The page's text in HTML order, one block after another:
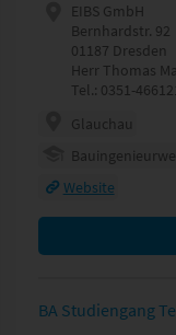
EIBS GmbH
Bernhardstr. 92
01187 Dresden
Herr Thomas
Tel.: 0351-
Glauchau
Website
BA Studiengang